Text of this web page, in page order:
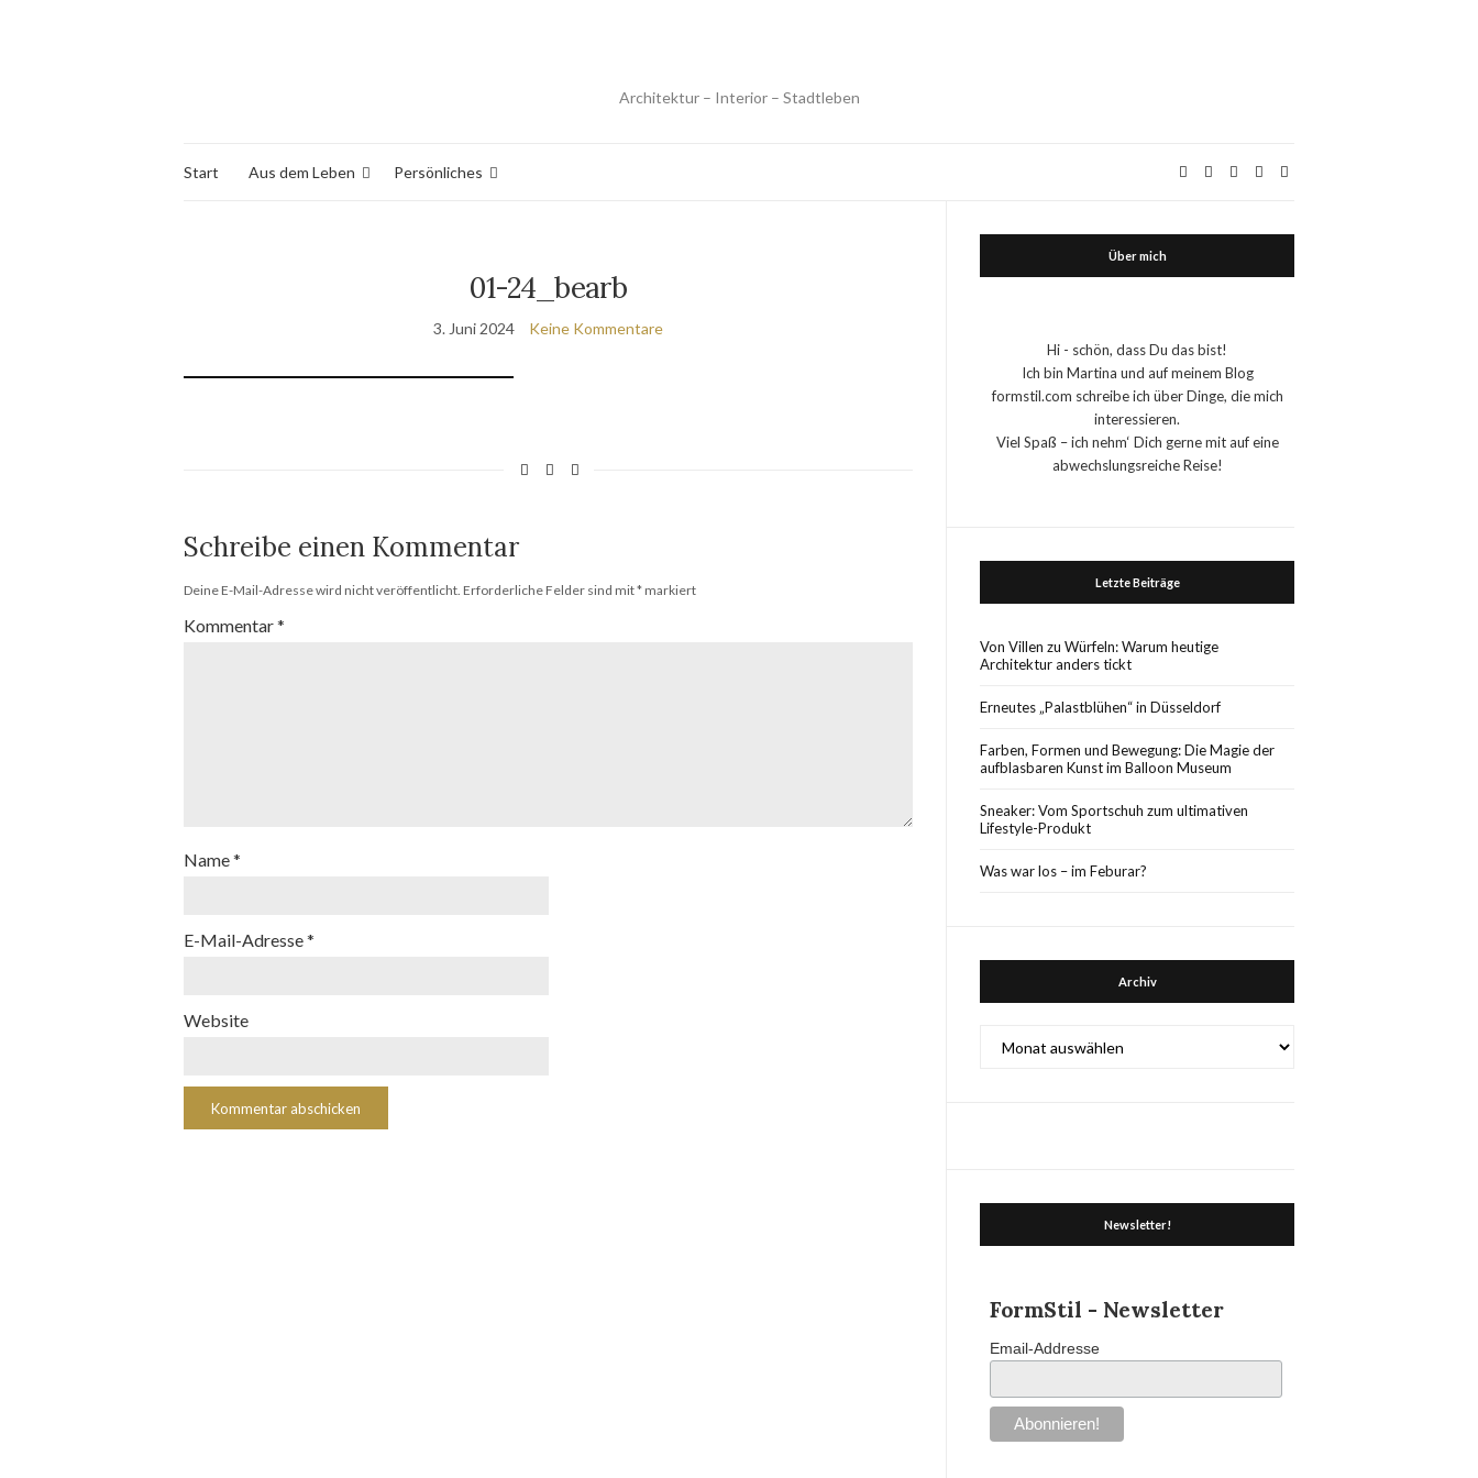
Architektur – Interior – Stadtleben
Start Aus dem Leben Persönliches
01-24_bearb
3. Juni 2024 Keine Kommentare
Schreibe einen Kommentar
Deine E-Mail-Adresse wird nicht veröffentlicht. Erforderliche Felder sind mit*markiert
Kommentar*
Name*
E-Mail-Adresse*
Website
Über mich
Hi - schön, dass Du das bist!
Ich bin Martina und auf meinem Blog
formstil.com schreibe ich über Dinge, die mich
interessieren.
Viel Spaß – ich nehm‘ Dich gerne mit auf eine
abwechslungsreiche Reise!
Letzte Beiträge
Von Villen zu Würfeln: Warum heutige
Architektur anders tickt
Erneutes „Palastblühen“ in Düsseldorf
Farben, Formen und Bewegung: Die Magie der
aufblasbaren Kunst im Balloon Museum
Sneaker: Vom Sportschuh zum ultimativen
Lifestyle-Produkt
Was war los – im Feburar?
Archiv
Newsletter!
FormStil - Newsletter
Email-Addresse